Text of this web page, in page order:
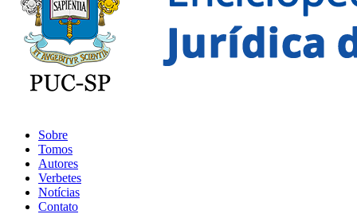
Sobre
Tomos
Autores
Verbetes
Notícias
Contato